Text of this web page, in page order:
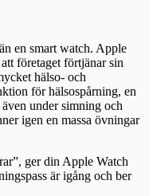
en smart watch. Apple
företaget förtjänar sin
hälso- och
för hälsospårning, en
under simning och
igen en massa övningar
ger din Apple Watch
är igång och ber